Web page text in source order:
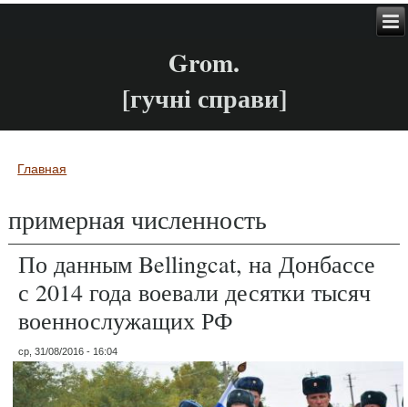
Grom.
[гучні справи]
Вы здесь
Главная
примерная численность
По данным Bellingcat, на Донбассе
с 2014 года воевали десятки тысяч
военнослужащих РФ
ср, 31/08/2016 - 16:04